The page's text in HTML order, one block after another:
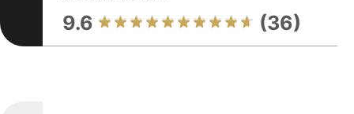
9.6 (36)